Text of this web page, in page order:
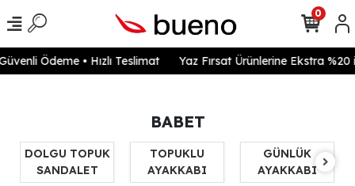
Ödeme • Hızlı Teslimat Yaz Fırsat Ürünlerine Ekstra %20
0
BABET
DOLGU TOPUK
SANDALET
TOPUKLU
AYAKKABI
GÜNLÜK
AYAKKABI